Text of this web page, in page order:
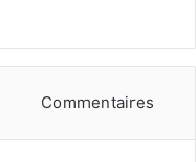
Commentaires